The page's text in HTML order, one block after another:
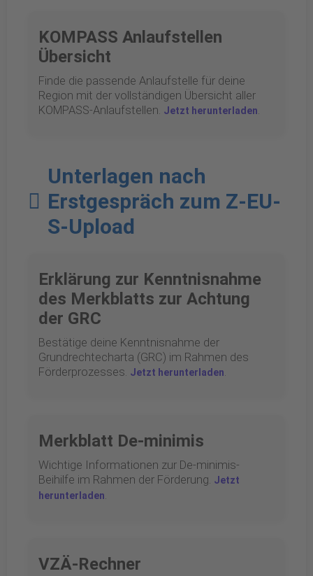
KOMPASS Anlaufstellen
Übersicht
Finde die passende Anlaufstelle für deine
Region mit der vollständigen Übersicht aller
KOMPASS-Anlaufstellen. Jetzt herunterladen.
Unterlagen nach
Erstgespräch zum Z-EU-
S-Upload
Erklärung zur Kenntnisnahme
des Merkblatts zur Achtung
der GRC
Bestätige deine Kenntnisnahme der
Grundrechtecharta (GRC) im Rahmen des
Förderprozesses. Jetzt herunterladen.
Merkblatt De-minimis
Wichtige Informationen zur De-minimis-
Beihilfe im Rahmen der Förderung. Jetzt
herunterladen.
VZÄ-Rechner